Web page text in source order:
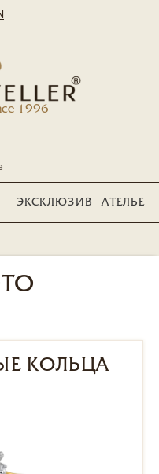
1996
ЭКСКЛЮЗИВ АТЕЛЬЕ
КОЛЬЦА